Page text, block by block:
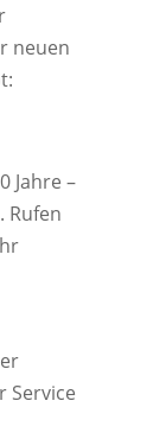
neuen
Jahre –
Rufen
Service